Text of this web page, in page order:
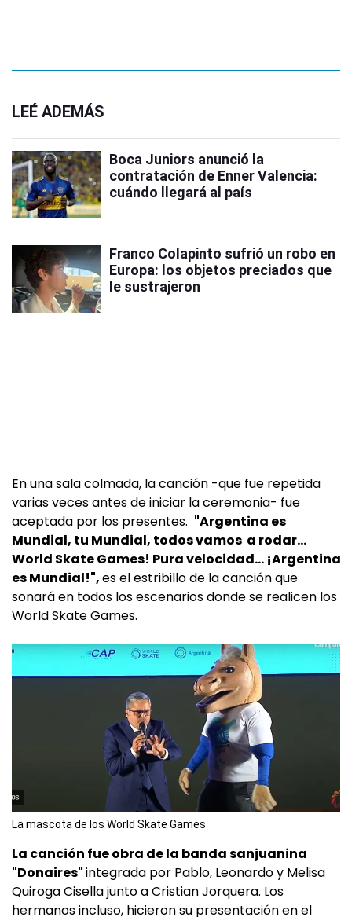
LEÉ ADEMÁS
Boca Juniors anunció la
contratación de Enner Valencia:
cuándo llegará al país
Franco Colapinto sufrió un robo en
Europa: los objetos preciados que
le sustrajeron
En una sala colmada, la canción -que fue repetida
varias veces antes de iniciar la ceremonia- fue
aceptada por los presentes. "Argentina es
Mundial, tu Mundial, todos vamos a rodar…
World Skate Games! Pura velocidad… ¡Argentina
es Mundial!",es el estribillo de la canción que
sonará en todos los escenarios donde se realicen los
World Skate Games.
La mascota de los World Skate Games
La canción fue obra de la banda sanjuanina
"Donaires"integrada por Pablo, Leonardo y Melisa
Quiroga Cisella junto a Cristian Jorquera. Los
hermanos incluso, hicieron su presentación en el